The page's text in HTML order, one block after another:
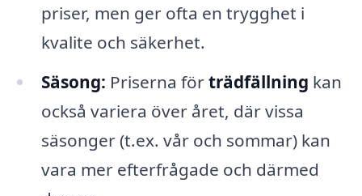
priser, men ger ofta en trygghet i
kvalite och säkerhet.
Säsong: Priserna förträdfällning kan
också variera över året, där vissa
säsonger (t.ex. vår och sommar) kan
vara mer efterfrågade och därmed